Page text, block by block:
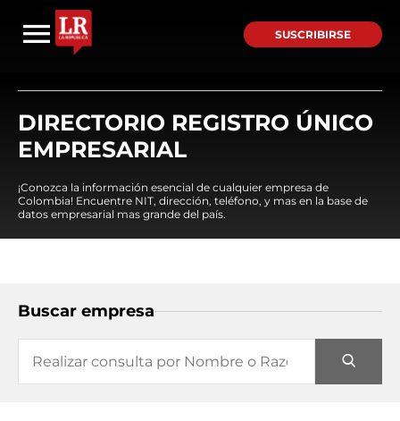
SUSCRIBIRSE
DIRECTORIO REGISTRO ÚNICO
EMPRESARIAL
¡Conozca la información esencial de cualquier empresa de
Colombia! Encuentre NIT, dirección, teléfono, y mas en la base de
datos empresarial mas grande del país.
Buscar empresa